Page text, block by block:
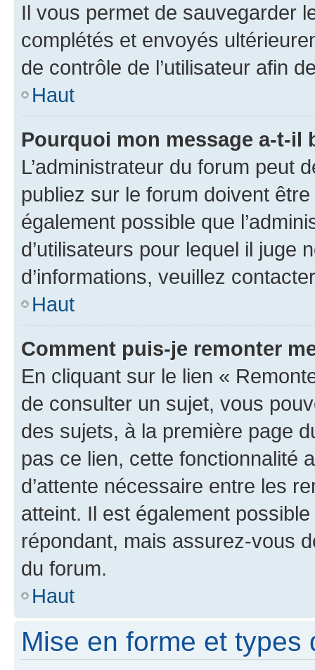
Il vous permet de sauvegarder
complétés et envoyés
de contrôle de l’utilisateur afin
Haut
Pourquoi mon message a-t-il
L’administrateur du forum peut
publiez sur le forum doivent
également possible que
d’utilisateurs pour lequel il juge
d’informations, veuillez
Haut
Comment puis-je remonter
En cliquant sur le lien «
de consulter un sujet, vous
des sujets, à la première page
pas ce lien, cette fonctionnalité
d’attente nécessaire entre les
atteint. Il est également
répondant, mais assurez-vous
du forum.
Haut
Mise en forme et types